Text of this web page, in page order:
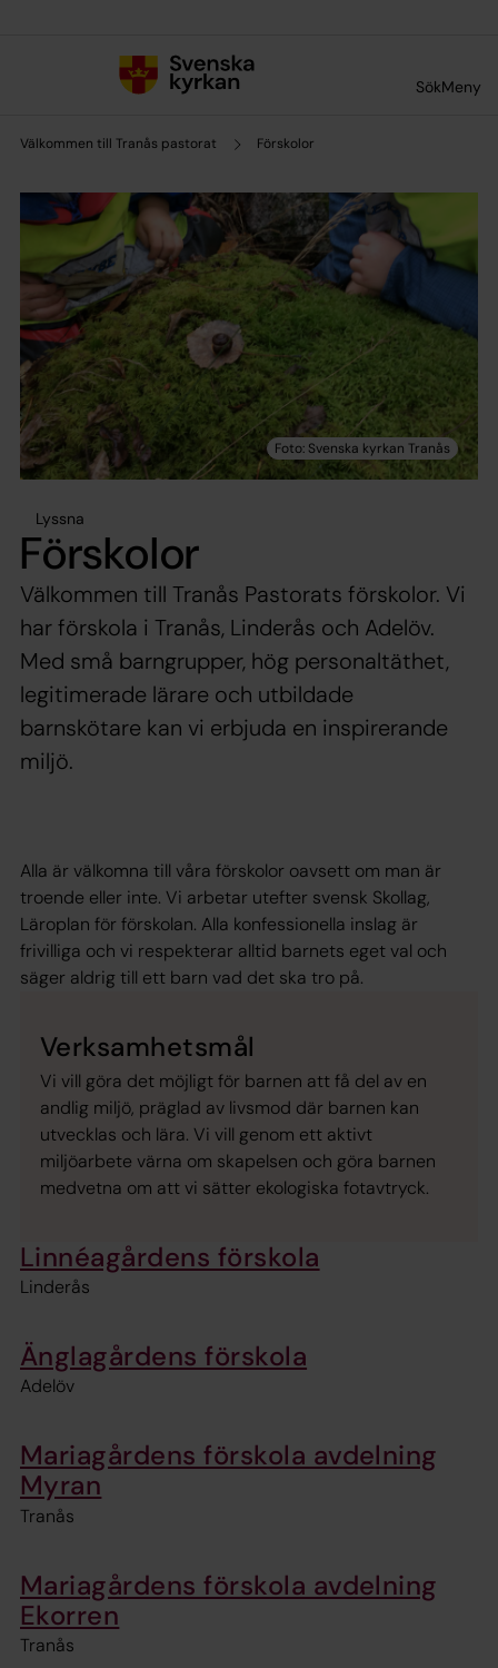
SökMeny
Välkommen till Tranås pastorat Förskolor
Lyssna
Förskolor
Välkommen till Tranås Pastorats förskolor. Vi
har förskola i Tranås, Linderås och Adelöv.
Med små barngrupper, hög personaltäthet,
legitimerade lärare och utbildade
barnskötare kan vi erbjuda en inspirerande
miljö.
Alla är välkomna till våra förskolor oavsett om man är
troende eller inte. Vi arbetar utefter svensk Skollag,
Läroplan för förskolan. Alla konfessionella inslag är
frivilliga och vi respekterar alltid barnets eget val och
säger aldrig till ett barn vad det ska tro på.
Verksamhetsmål
Vi vill göra det möjligt för barnen att få del av en
andlig miljö, präglad av livsmod där barnen kan
utvecklas och lära. Vi vill genom ett aktivt
miljöarbete värna om skapelsen och göra barnen
medvetna om att vi sätter ekologiska fotavtryck.
Linnéagårdens förskola
Linderås
Änglagårdens förskola
Adelöv
Mariagårdens förskola avdelning
Myran
Tranås
Mariagårdens förskola avdelning
Ekorren
Tranås